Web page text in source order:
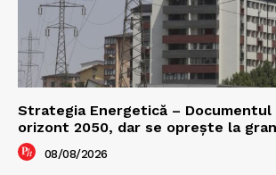
Strategia Energetică –
orizont 2050, dar se oprește la
08/08/2026